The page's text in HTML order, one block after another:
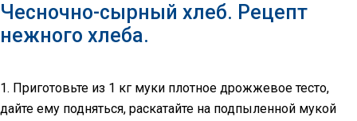
Чесночно-сырный хлеб. Рецепт
нежного хлеба.
1. Приготовьте из 1 кг муки плотное дрожжевое тесто,
дайте ему подняться, раскатайте на подпыленной мукой